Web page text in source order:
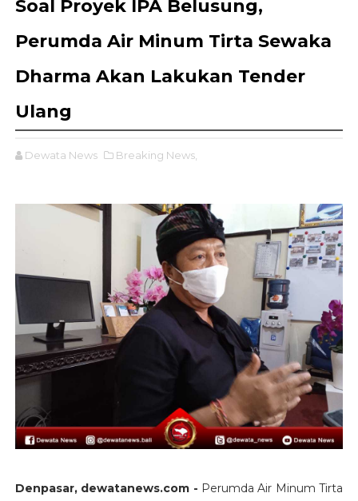
Soal Proyek IPA Belusung,
Perumda Air Minum Tirta Sewaka
Dharma Akan Lakukan Tender
Ulang
Dewata News Breaking News,
Denpasar, dewatanews.com - Perumda Air Minum Tirta